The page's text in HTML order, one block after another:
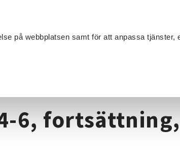
på webbplatsen samt för att anpassa tjänster,
6, fortsättning,